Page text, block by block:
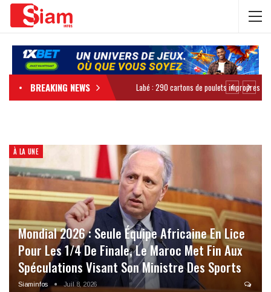
BREAKING NEWS
À LA UNE
Mondial 2026 : Seule Équipe Africaine En Lice
Pour Les 1/4 De Finale, Le Maroc Met Fin Aux
Spéculations Visant Son Ministre Des Sports
Siaminfos Juil 8, 2026